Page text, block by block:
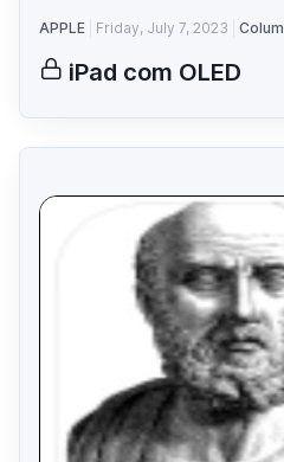
APPLE Friday, July 7, 2023
iPad com OLED